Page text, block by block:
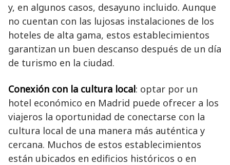
y, en algunos casos, desayuno incluido. Aunque
no cuentan con las lujosas instalaciones de los
hoteles de alta gama, estos establecimientos
garantizan un buen descanso después de un día
de turismo en la ciudad.
Conexión con la cultura local: optar por un
hotel económico en Madrid puede ofrecer a los
viajeros la oportunidad de conectarse con la
cultura local de una manera más auténtica y
cercana. Muchos de estos establecimientos
están ubicados en edificios históricos o en